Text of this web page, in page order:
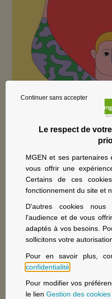
Le respect de
MGEN et ses partenaires
vous offrir une
Certains de ces
fonctionnement du site et
D'autres cookies nous
l'audience et de vous
adaptés à vos besoins.
sollicitons votre
Pour en savoir plus,
confidentialité
Pour modifier vos
le lienGestion des cookies
Continuer sans accepter
Les avis des
cœur de notre
Chez MGEN, tous
qu'ils soient positifs
encourageons la
prenons à cœur les
adhérents. Chaque